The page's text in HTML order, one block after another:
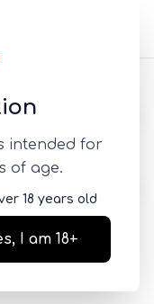
intended for
of age.
18 years old
I am 18+